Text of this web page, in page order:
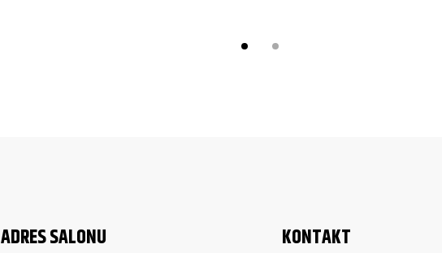
ADRES SALONU KONTAKT